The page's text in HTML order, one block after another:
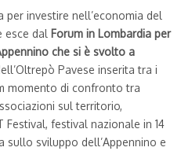
investire nell’economia del
esce dal Forum in Lombardia per
che si è svolto a
Pavese inserita tra i
momento di confronto tra
sul territorio,
Festival, festival nazionale in 14
sullo sviluppo dell’Appennino e